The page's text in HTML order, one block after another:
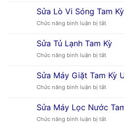
Tại
Nẵng
Nước
Năng
Mặt
Trời
Đà
Sửa Lò Vi Sóng Tam Kỳ
Chức năng bình luận bị tắtở
Lò
Vi
Sóng
Kỳ
Sửa Tủ Lạnh Tam Kỳ
Chức năng bình luận bị tắtở
Tủ
Lạnh
Tam
Sửa Máy Giặt Tam Kỳ
Chức năng bình luận bị tắtở
Máy
Giặt
Tam
Sửa Máy Lọc Nước
Chức năng bình luận bị tắtở